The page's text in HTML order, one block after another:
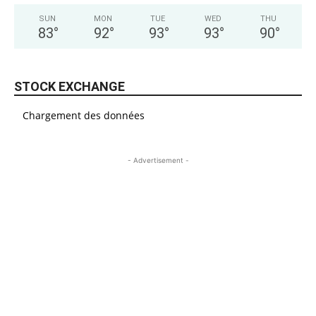
SUN
83°
MON
92°
TUE
93°
WED
93°
THU
90°
STOCK EXCHANGE
Chargement des données
- Advertisement -